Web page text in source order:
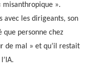
misanthropique ».
avec les dirigeants, son
personne chez
de mal » et qu’il restait